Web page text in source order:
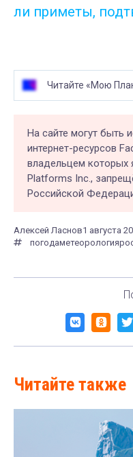
ли приметы,
Читайте «Мою
На сайте могут быть
интернет-ресурсов
владельцем которых
Platforms Inc.,
Российской
Алексей Ласнов1 августа
погодаметеорология
Читайте также